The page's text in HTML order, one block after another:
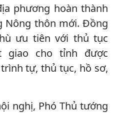
phương hoàn thành
Nông thôn mới. Đồng
ưu tiên với thủ tục
giao cho tỉnh được
tự, thủ tục, hồ sơ,
nghị, Phó Thủ tướng